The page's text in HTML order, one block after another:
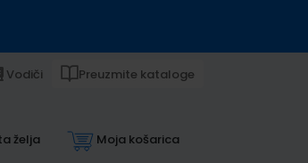
Vodiči Preuzmite kataloge
želja Moja košarica